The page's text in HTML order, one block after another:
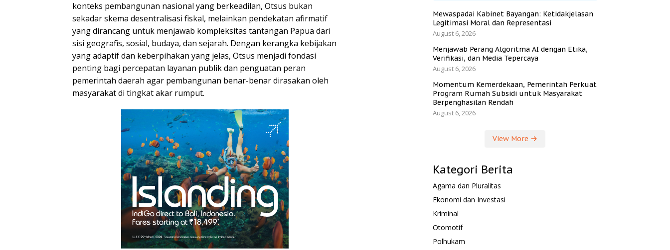
konteks pembangunan nasional yang berkeadilan, Otsus bukan
sekadar skema desentralisasi fiskal, melainkan pendekatan afirmatif
yang dirancang untuk menjawab kompleksitas tantangan Papua dari
sisi geografis, sosial, budaya, dan sejarah. Dengan kerangka kebijakan
yang adaptif dan keberpihakan yang jelas, Otsus menjadi fondasi
penting bagi percepatan layanan publik dan penguatan peran
pemerintah daerah agar pembangunan benar-benar dirasakan oleh
masyarakat di tingkat akar rumput.
Mewaspadai Kabinet Bayangan: Ketidakjelasan
Legitimasi Moral dan Representasi
August 6, 2026
Menjawab Perang Algoritma AI dengan Etika,
Verifikasi, dan Media Tepercaya
August 6, 2026
Momentum Kemerdekaan, Pemerintah Perkuat
Program Rumah Subsidi untuk Masyarakat
Berpenghasilan Rendah
August 6, 2026
View More
Kategori Berita
Agama dan Pluralitas
Ekonomi dan Investasi
Kriminal
Otomotif
Polhukam